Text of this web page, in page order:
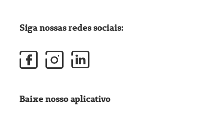
Siga nossas redes sociais:
Baixe nosso aplicativo